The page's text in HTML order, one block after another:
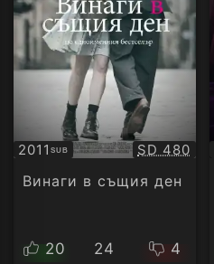
2011SUB
Субтитри Качество:
SD 480
Винаги в същия ден
20 24 4